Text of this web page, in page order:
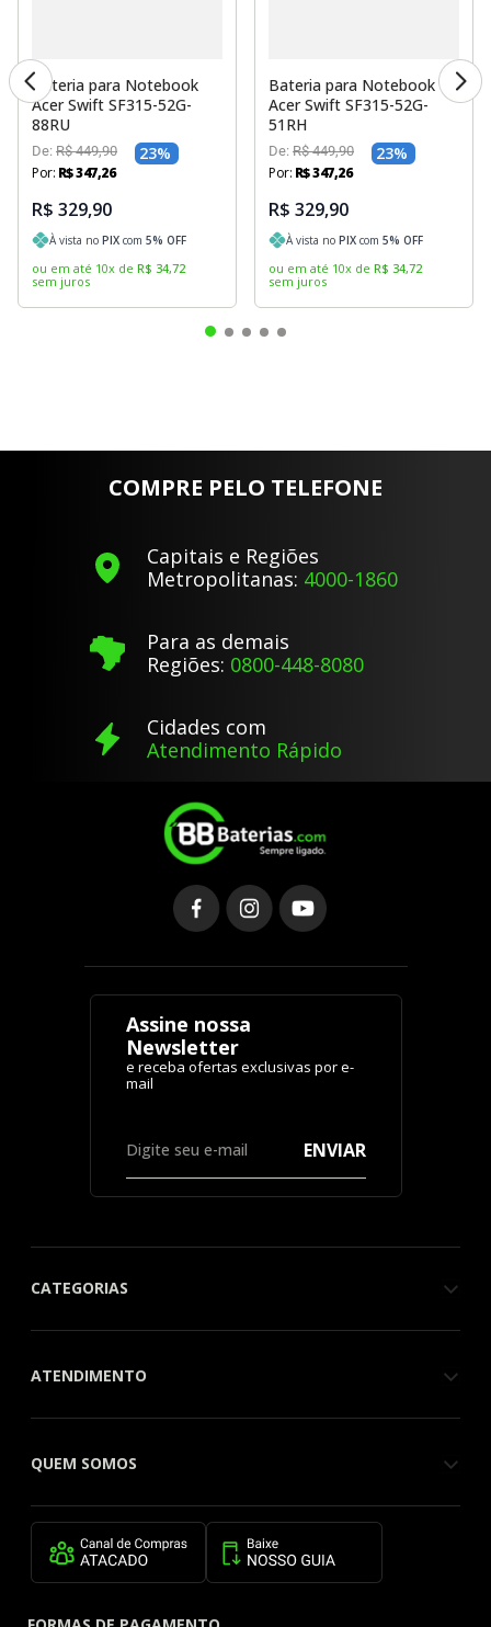
Bateria para Notebook
Acer Swift SF315-52G-
88RU
De: R$ 449,90 23%
Por: R$347,26
R$ 329,90
À vista no PIX com 5% OFF
ou em até 10x de R$ 34,72
sem juros
Bateria para Notebook
Acer Swift SF315-52G-
51RH
De: R$ 449,90 23%
Por: R$347,26
R$ 329,90
À vista no PIX com 5% OFF
ou em até 10x de R$ 34,72
sem juros
COMPRE PELO TELEFONE
Capitais e Regiões
Metropolitanas: 4000-1860
Para as demais
Regiões: 0800-448-8080
Cidades com
Atendimento Rápido
Assine nossa
Newsletter
ENVIAR
CATEGORIAS
ATENDIMENTO
QUEM SOMOS